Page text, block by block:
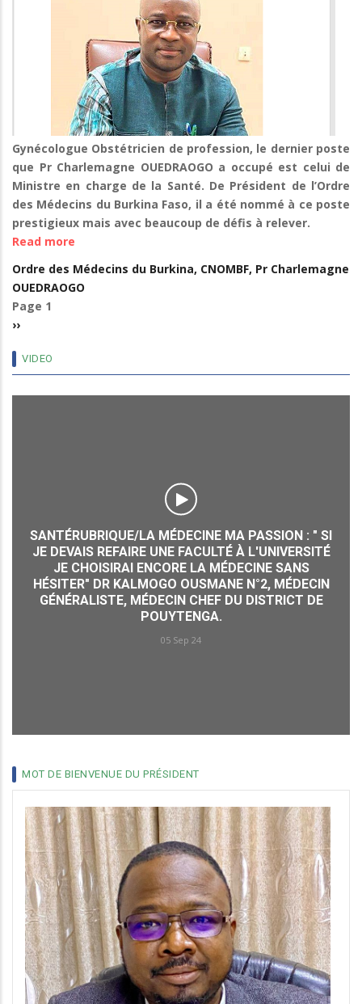
15
ans"Dr
Sawadogo
Abdoulaye
médecin
infectiologue
Gynécologue Obstétricien de profession, le dernier poste
que Pr Charlemagne OUEDRAOGO a occupé est celui de
Ministre en charge de la Santé. De Président de l’Ordre
des Médecins du Burkina Faso, il a été nommé à ce poste
prestigieux mais avec beaucoup de défis à relever.
Read more
DE
CŒUR
ou
Ordre des Médecins du Burkina, CNOMBF, Pr Charlemagne
OUEDRAOGO
Pagination
Page 1
Next
››
VIDEO
7E CONGRÈS DES MÉDECINS
22 Nov 21
MOT DE BIENVENUE DU PRÉSIDENT